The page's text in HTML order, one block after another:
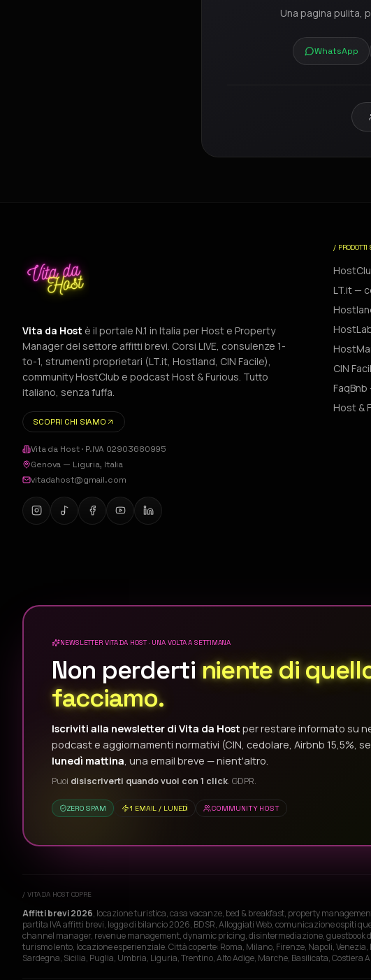
Una pagina pulita,
WhatsApp
Vita da Host è il portale N.1 in Italia per Host e Property
Manager del settore affitti brevi. Corsi LIVE, consulenze 1-
to-1, strumenti proprietari (LT.it, Hostland, CIN Facile),
community HostClub e podcast Host & Furious. Tutto
italiano, senza fuffa.
SCOPRI CHI SIAMO
Vita da Host· P.IVA 02903680995
Genova — Liguria, Italia
vitadahost@gmail.com
/ PRODOTTI
LT.it —
CIN
Host &
NEWSLETTER VITA DA HOST · UNA VOLTA A SETTIMANA
Non perdertiniente di
facciamo.
Iscriviti alla newsletter di Vita da Host per restare informato su
podcast e aggiornamenti normativi (CIN, cedolare, Airbnb 15,5%,
lunedì mattina, una email breve — nient'altro.
Puoi disiscriverti quando vuoi con 1 click. GDPR.
ZERO SPAM 1 EMAIL / LUNEDÌ COMMUNITY HOST
/ VITA DA HOST COPRE
Affitti brevi 2026, locazione turistica, casa vacanze, bed & breakfast, property
partita IVA affitti brevi, legge di bilancio 2026, BDSR, Alloggiati Web, comunicazione ospiti
channel manager, revenue management, dynamic pricing, disintermediazione, guestbook
turismo lento, locazione esperienziale. Città coperte: Roma, Milano, Firenze, Napoli, Venezia,
Sardegna, Sicilia, Puglia, Umbria, Liguria, Trentino, Alto Adige, Marche, Basilicata, Costiera